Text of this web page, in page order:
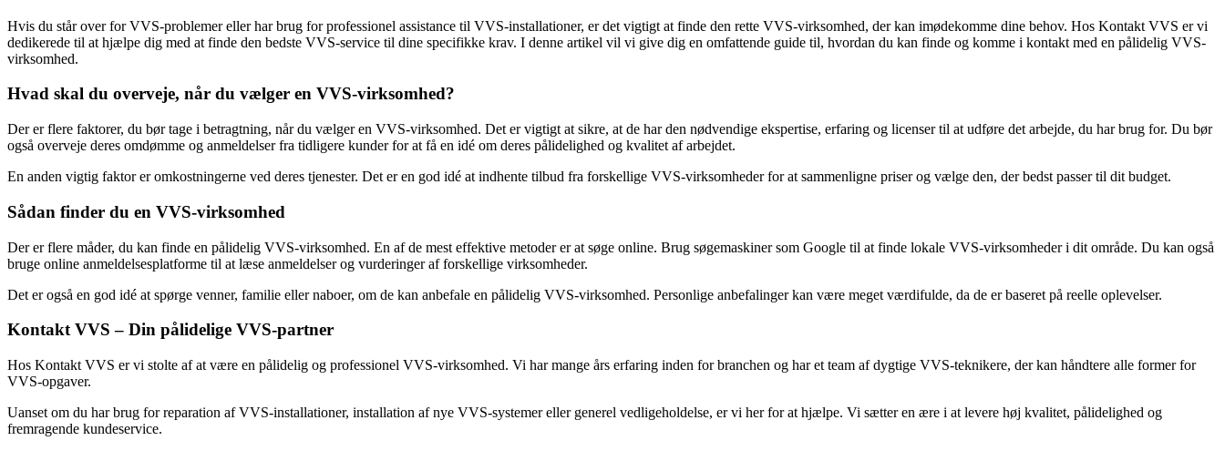
Hvis du står over for VVS-problemer eller har brug for professionel assistance til VVS-installationer, er det vigtigt at finde den rette VVS-virksomhed, der kan imødekomme dine behov. Hos Kontakt VVS er vi
dedikerede til at hjælpe dig med at finde den bedste VVS-service til dine specifikke krav. I denne artikel vil vi give dig en omfattende guide til, hvordan du kan finde og komme i kontakt med en pålidelig VVS-
virksomhed.
Hvad skal du overveje, når du vælger en VVS-virksomhed?
Der er flere faktorer, du bør tage i betragtning, når du vælger en VVS-virksomhed. Det er vigtigt at sikre, at de har den nødvendige ekspertise, erfaring og licenser til at udføre det arbejde, du har brug for. Du bør
også overveje deres omdømme og anmeldelser fra tidligere kunder for at få en idé om deres pålidelighed og kvalitet af arbejdet.
En anden vigtig faktor er omkostningerne ved deres tjenester. Det er en god idé at indhente tilbud fra forskellige VVS-virksomheder for at sammenligne priser og vælge den, der bedst passer til dit budget.
Sådan finder du en VVS-virksomhed
Der er flere måder, du kan finde en pålidelig VVS-virksomhed. En af de mest effektive metoder er at søge online. Brug søgemaskiner som Google til at finde lokale VVS-virksomheder i dit område. Du kan også
bruge online anmeldelsesplatforme til at læse anmeldelser og vurderinger af forskellige virksomheder.
Det er også en god idé at spørge venner, familie eller naboer, om de kan anbefale en pålidelig VVS-virksomhed. Personlige anbefalinger kan være meget værdifulde, da de er baseret på reelle oplevelser.
Kontakt VVS – Din pålidelige VVS-partner
Hos Kontakt VVS er vi stolte af at være en pålidelig og professionel VVS-virksomhed. Vi har mange års erfaring inden for branchen og har et team af dygtige VVS-teknikere, der kan håndtere alle former for
VVS-opgaver.
Uanset om du har brug for reparation af VVS-installationer, installation af nye VVS-systemer eller generel vedligeholdelse, er vi her for at hjælpe. Vi sætter en ære i at levere høj kvalitet, pålidelighed og
fremragende kundeservice.